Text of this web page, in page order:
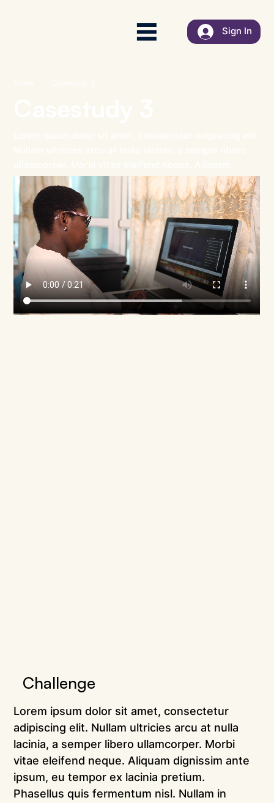
Sign In
Challenge
Lorem ipsum dolor sit amet, consectetur
adipiscing elit. Nullam ultricies arcu at nulla
lacinia, a semper libero ullamcorper. Morbi
vitae eleifend neque. Aliquam dignissim ante
ipsum, eu tempor ex lacinia pretium.
Phasellus quis fermentum nisl. Nullam in